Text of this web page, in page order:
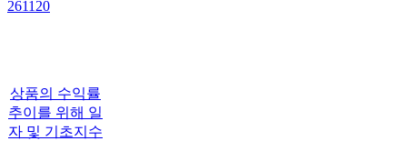
261120
상품의 수익률
추이를 위해 일
자 및 기초지수